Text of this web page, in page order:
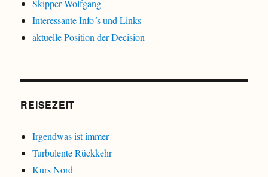
Skipper Wolfgang
Interessante Info´s und Links
aktuelle Position der Decision
REISEZEIT
Irgendwas ist immer
Turbulente Rückkehr
Kurs Nord